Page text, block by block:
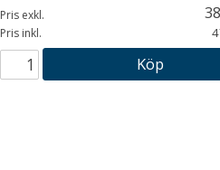
Pris exkl.
Pris inkl.
Köp